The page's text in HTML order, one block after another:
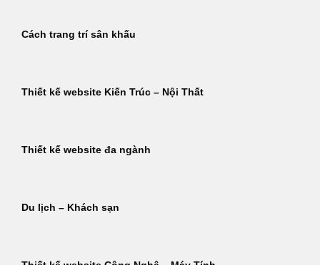
Cách trang trí sân khấu
Thiết kế website Kiến Trúc – Nội Thất
Thiết kế website đa ngành
Du lịch – Khách sạn